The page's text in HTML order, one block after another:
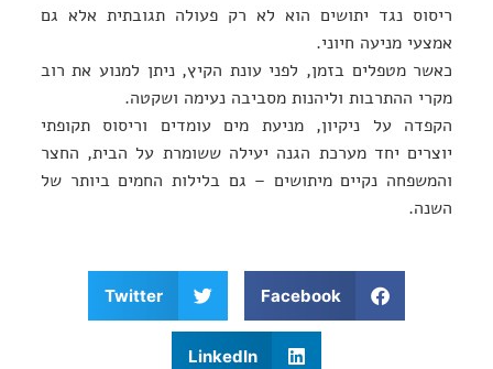
ריסוס נגד יתושים הוא לא רק פעולה תגובתית אלא גם
אמצעי מניעה חיוני.
כאשר מטפלים בזמן, לפני עונת הקיץ, ניתן למנוע את רוב
מקרי ההתרבות וליהנות מסביבה נעימה ושקטה.
הקפדה על ניקיון, מניעת מים עומדים וריסוס תקופתי
יוצרים יחד מערכת הגנה יעילה ששומרת על הבית, החצר
והמשפחה נקיים מיתושים – גם בלילות החמים ביותר של
השנה.
Facebook
Twitter
LinkedIn